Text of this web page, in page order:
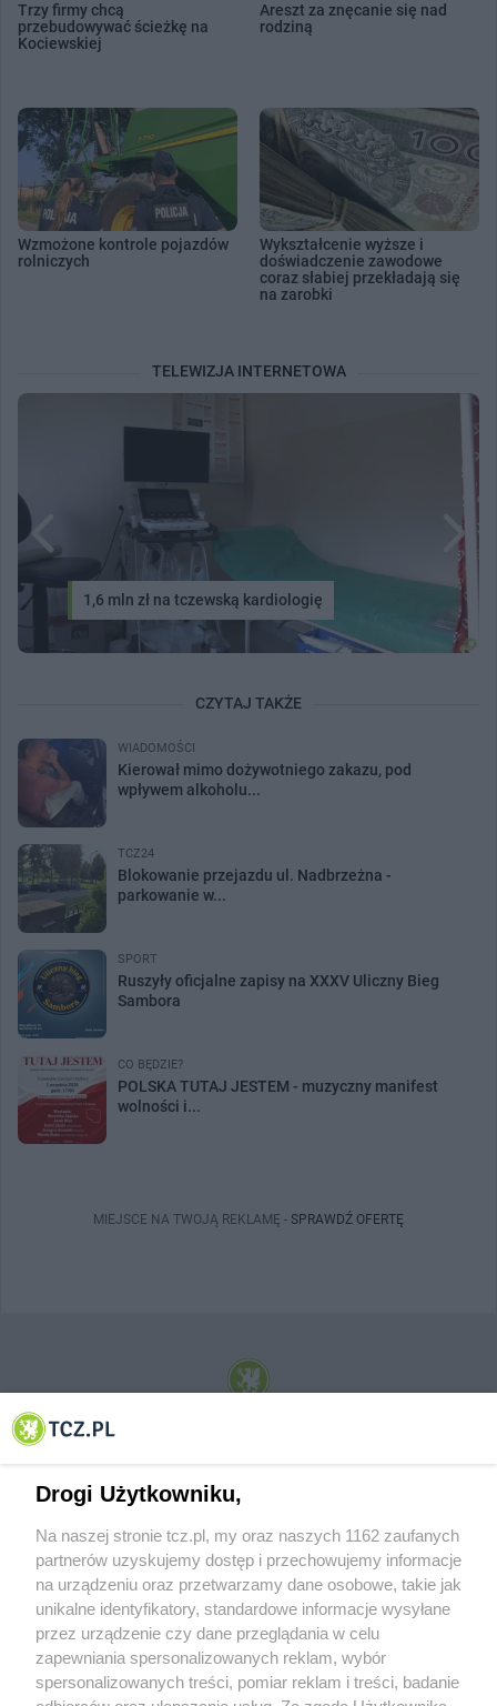
Trzy firmy chcą
przebudowywać ścieżkę na
Kociewskiej
Areszt za znęcanie się nad
rodziną
Wzmożone kontrole pojazdów
rolniczych
Wykształcenie wyższe i
doświadczenie zawodowe
coraz słabiej przekładają się
na zarobki
TELEWIZJA INTERNETOWA
1,6 mln zł na tczewską kardiologię
CZYTAJ TAKŻE
WIADOMOŚCI
Kierował mimo dożywotniego zakazu, pod
wpływem alkoholu...
TCZ24
Blokowanie przejazdu ul. Nadbrzeżna -
parkowanie w...
SPORT
Ruszyły oficjalne zapisy na XXXV Uliczny Bieg
Sambora
CO BĘDZIE?
POLSKA TUTAJ JESTEM - muzyczny manifest
wolności i...
MIEJSCE NA TWOJĄ REKLAMĘ - SPRAWDŹ OFERTĘ
© 2001-2026 Tczew - TCZ.PL Sp. z o.o. Internetowy Serwis Informacyjny Miasta
O FIRMIE POLITYKA PRYWATNOŚCI HOSTING
REKLAMA WSPÓŁPRACA RSS FACEBOOK KONTAKT
Drogi Użytkowniku,
Na naszej stronie tcz.pl, my oraz naszych 1162 zaufanych
partnerów uzyskujemy dostęp i przechowujemy informacje
na urządzeniu oraz przetwarzamy dane osobowe, takie jak
unikalne identyfikatory, standardowe informacje wysyłane
przez urządzenie czy dane przeglądania w celu
zapewniania spersonalizowanych reklam, wybór
spersonalizowanych treści, pomiar reklam i treści, badanie